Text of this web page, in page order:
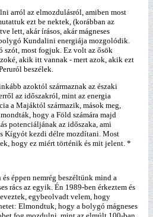
arról az elmozdulásról, amiben most
ezt be nektek, (korábban az
lett, akár írásos, akár mágneses
Kundalini energiája mozgolódik.
szót, most fogjuk. Ez volt az ősök
akik itt vannak - mert azok, akik ezt
beszélek.
azoktól származnak az északi
az időszakról, mint az energia
a Majáktól származik, mások meg,
hogy a Föld számára majd
potenciáljának az időszaka, ami
Kígyót kezdi délre mozdítani. Most
hogy ez miért történik és mit jelent. *
éppen nemrég beszéltünk mind a
rács az egyik. Én 1989-ben érkeztem és
egybeolvadt velem, hogy
Elmondtuk, hogy a bolygó mágneses